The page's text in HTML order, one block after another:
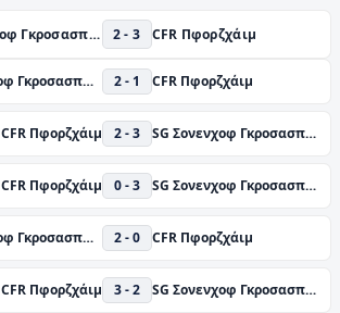
SG Σονενχοφ Γκροσασπατς 2 - 3 CFR Πφορζχάιμ
SG Σονενχοφ Γκροσασπατς 2 - 1 CFR Πφορζχάιμ
CFR Πφορζχάιμ 2 - 3 SG Σονενχοφ Γκροσασπατς
CFR Πφορζχάιμ 0 - 3 SG Σονενχοφ Γκροσασπατς
SG Σονενχοφ Γκροσασπατς 2 - 0 CFR Πφορζχάιμ
CFR Πφορζχάιμ 3 - 2 SG Σονενχοφ Γκροσασπατς